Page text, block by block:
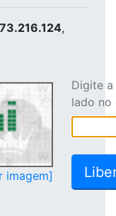
,
imagem]
Digite
lado no